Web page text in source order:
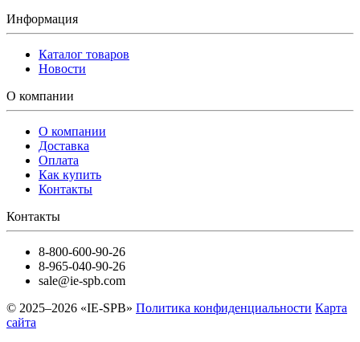
Информация
Каталог товаров
Новости
О компании
О компании
Доставка
Оплата
Как купить
Контакты
Контакты
8-800-600-90-26
8-965-040-90-26
sale@ie-spb.com
© 2025–2026 «IE-SPB» Политика конфиденциальности Карта
сайта